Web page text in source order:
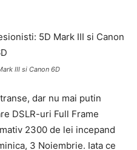
III si Canon 6D
dar nu mai putin
DSLR-uri Full Frame
2300 de lei incepand
3 Noiembrie. Iata ce